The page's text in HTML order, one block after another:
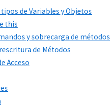
de Variables y Objetos
this
y sobrecarga de métodos
de Métodos
Acceso